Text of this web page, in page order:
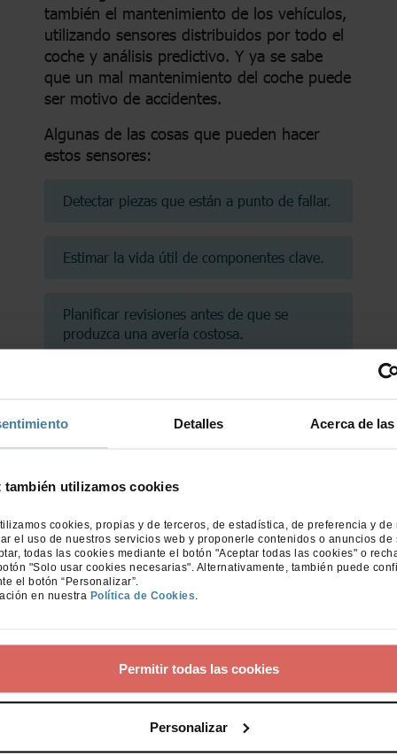
Detalles Acerca de
también utilizamos cookies
cookies, propias y de terceros, de estadística, de preferencia y de
el uso de nuestros servicios web y proponerle contenidos o anuncios de
todas las cookies mediante el botón "Aceptar todas las cookies" o
"Solo usar cookies necesarias". Alternativamente, también puede
el botón “Personalizar”.
en nuestra Política de Cookies
Permitir todas las cookies
Personalizar
también el mantenimiento de los vehículos,
utilizando sensores distribuidos por todo el
coche y análisis predictivo. Y ya se sabe
que un mal mantenimiento del coche puede
ser motivo de accidentes.
Algunas de las cosas que pueden hacer
estos sensores:
Detectar piezas que están a punto de fallar.
Estimar la vida útil de componentes clave.
Planificar revisiones antes de que se
produzca una avería costosa.
sistemas de navegación inteligentes nos
tráfico en tiempo real, el clima, los
incidentes y patrones históricos para sugerir
caminos más rápidos y seguros.
Y no se queda ahí: gracias a sistemas
coordinar semáforos y gestionar el flujo
urbano, reduciendo atascos y mejorando la
Cámaras inteligentes que vigilan
la seguridad